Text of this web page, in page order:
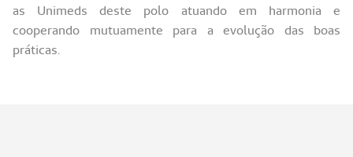
as Unimeds deste polo atuando em harmonia e
cooperando mutuamente para a evolução das boas
práticas.